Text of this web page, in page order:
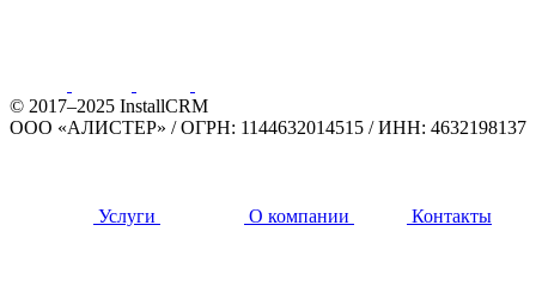
© 2017–2025 InstallCRM
ООО «АЛИСТЕР» /ОГРН: 1144632014515 /ИНН: 4632198137
Услуги О компании Контакты